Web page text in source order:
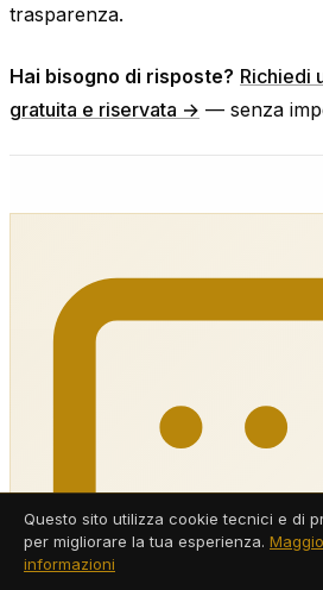
trasparenza.
Hai bisogno di risposte? Richiedi
gratuita e riservata → — senza
Questo sito utilizza cookie tecnici e di
per migliorare la tua esperienza.
informazioni